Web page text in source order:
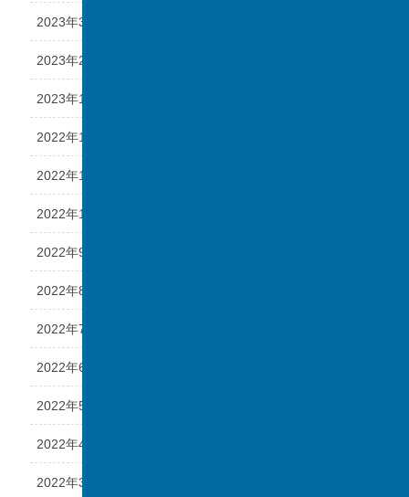
2023年3月
2023年2月
2023年1月
2022年12月
2022年11月
2022年10月
2022年9月
2022年8月
2022年7月
2022年6月
2022年5月
2022年4月
2022年3月